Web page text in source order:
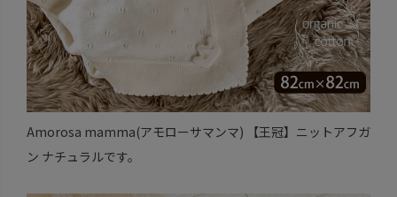
Amorosa mamma(アモローサマンマ) 【王冠】ニットアフガ
ン ナチュラルです。